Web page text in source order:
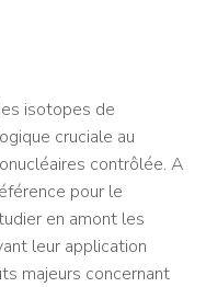
isotopes de
cruciale au
contrôlée. A
pour le
en amont les
leur application
majeurs concernant